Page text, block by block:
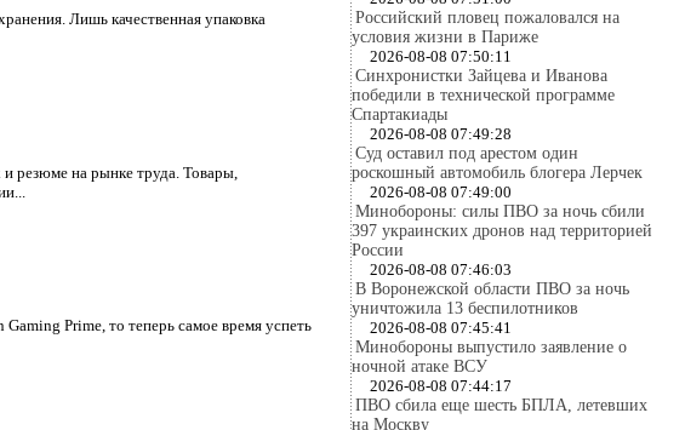
Лишь качественная упаковка
резюме на рынке труда. Товары,
Prime, то теперь самое время успеть
Российский пловец пожаловался на
условия жизни в Париже
2026-08-08 07:50:11
Синхронистки Зайцева и Иванова
победили в технической программе
Спартакиады
2026-08-08 07:49:28
Суд оставил под арестом один
роскошный автомобиль блогера Лерчек
2026-08-08 07:49:00
Минобороны: силы ПВО за ночь сбили
397 украинских дронов над территорией
России
2026-08-08 07:46:03
В Воронежской области ПВО за ночь
уничтожила 13 беспилотников
2026-08-08 07:45:41
Минобороны выпустило заявление о
ночной атаке ВСУ
2026-08-08 07:44:17
ПВО сбила еще шесть БПЛА, летевших
на Москву